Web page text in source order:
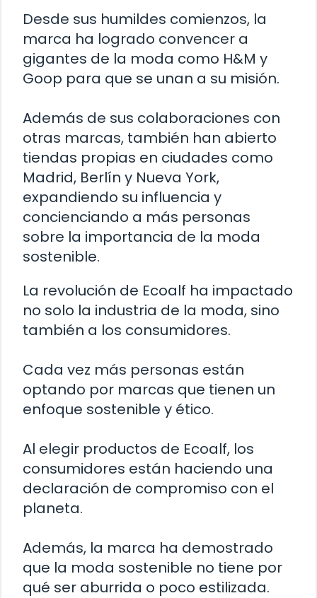
Desde sus humildes comienzos, la
marca ha logrado convencer a
gigantes de la moda como H&M y
Goop para que se unan a su misión.
Además de sus colaboraciones con
otras marcas, también han abierto
tiendas propias en ciudades como
Madrid, Berlín y Nueva York,
expandiendo su influencia y
concienciando a más personas
sobre la importancia de la moda
sostenible.
La revolución de Ecoalf ha impactado
no solo la industria de la moda, sino
también a los consumidores.
Cada vez más personas están
optando por marcas que tienen un
enfoque sostenible y ético.
Al elegir productos de Ecoalf, los
consumidores están haciendo una
declaración de compromiso con el
planeta.
Además, la marca ha demostrado
que la moda sostenible no tiene por
qué ser aburrida o poco estilizada.